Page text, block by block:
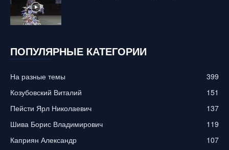
ПОПУЛЯРНЫЕ КАТЕГОРИИ
На разные темы
399
Козубовский Виталий
151
Пейсти Ярл Николаевич
137
Шива Борис Владимирович
119
Каприян Александр
107